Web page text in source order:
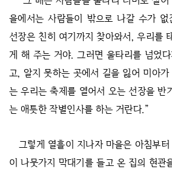
을에서는 사람들이 밖으로 나갈 수가
선장은 친히 여기까지 찾아와서, 우리를
게 해 주는 거야. 그러면 울타리를 넘었
고, 알지 못하는 곳에서 길을 잃어 미아
는 우리는 축제를 열어서 오는 선장을 반
는 애틋한 작별인사를 하는 거란다.”
그렇게 열흘이 지나자 마을은 아침부
이 나뭇가지 막대기를 들고 온 집의 현관